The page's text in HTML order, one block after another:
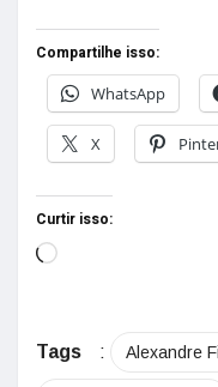
Compartilhe isso:
WhatsApp
X
Curtir isso:
Tags : Alexandre